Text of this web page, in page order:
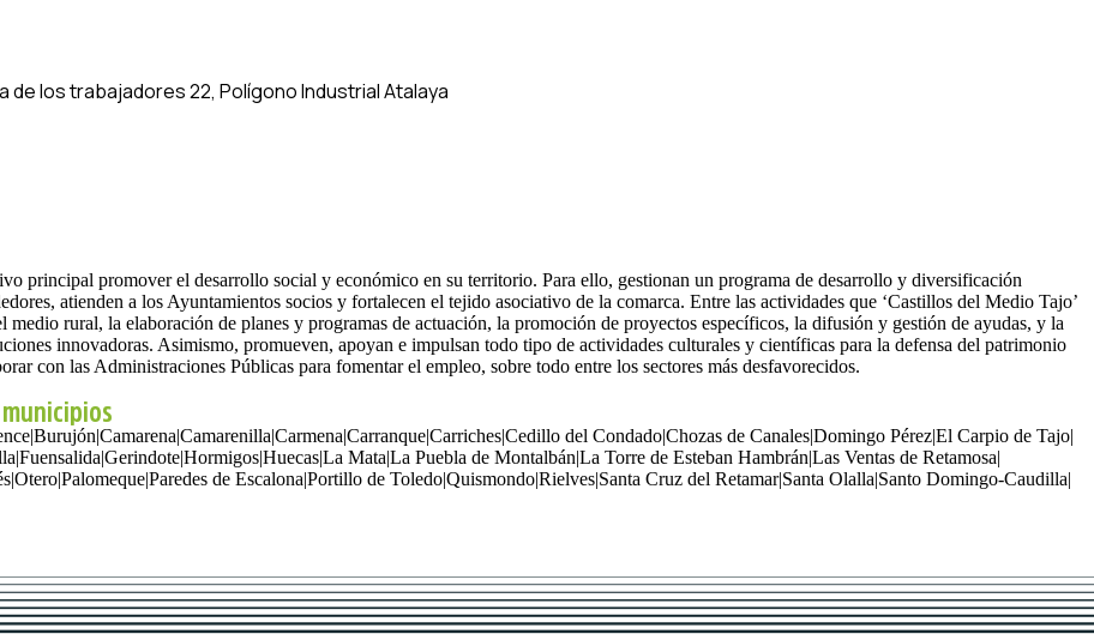
de los trabajadores 22, Polígono Industrial Atalaya
principal promover el desarrollo social y económico en su territorio. Para ello, gestionan un programa de desarrollo y diversificación
atienden a los Ayuntamientos socios y fortalecen el tejido asociativo de la comarca. Entre las actividades que ‘Castillos del Medio Tajo’
medio rural, la elaboración de planes y programas de actuación, la promoción de proyectos específicos, la difusión y gestión de ayudas, y la
innovadoras. Asimismo, promueven, apoyan e impulsan todo tipo de actividades culturales y científicas para la defensa del patrimonio
con las Administraciones Públicas para fomentar el empleo, sobre todo entre los sectores más desfavorecidos.
|Burujón|Camarena|Camarenilla|Carmena|Carranque|Carriches|Cedillo del Condado|Chozas de Canales|Domingo Pérez|El Carpio de Tajo|
|Fuensalida|Gerindote|Hormigos|Huecas|La Mata|La Puebla de Montalbán|La Torre de Esteban Hambrán|Las Ventas de Retamosa|
|Otero|Palomeque|Paredes de Escalona|Portillo de Toledo|Quismondo|Rielves|Santa Cruz del Retamar|Santa Olalla|Santo Domingo-Caudilla|